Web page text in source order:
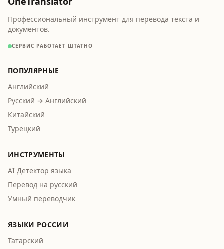
Профессиональный инструмент для перевода текста и
документов.
СЕРВИС РАБОТАЕТ ШТАТНО
ПОПУЛЯРНЫЕ
Английский
Русский → Английский
Китайский
Турецкий
ИНСТРУМЕНТЫ
AI Детектор языка
Перевод на русский
Умный переводчик
ЯЗЫКИ РОССИИ
Татарский